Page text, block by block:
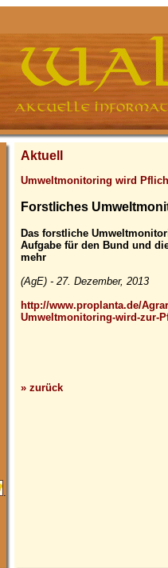
.
Aktuell
Umweltmonitoring wird
Forstliches
Das forstliche
Aufgabe für den Bund und
mehr
(AgE) - 27. Dezember, 2013
http://www.proplanta.de/
Umweltmonitoring-wird-zur-
» zurück